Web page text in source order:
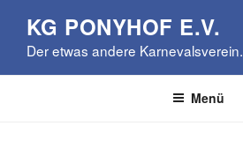
springen
KG PONYHOF E.V.
Der etwas andere Karnevalsverein.
Menü